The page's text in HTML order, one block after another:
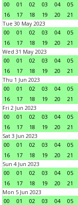
00
01 02 03 04 05
16
17 18 19 20 21
Tue 30 May 2023
00
01 02 03 04 05
16
17 18 19 20 21
Wed 31 May 2023
00
01 02 03 04 05
16
17 18 19 20 21
Thu 1 Jun 2023
00
01 02 03 04 05
16
17 18 19 20 21
Fri 2 Jun 2023
00
01 02 03 04 05
16
17 18 19 20 21
Sat 3 Jun 2023
00
01 02 03 04 05
16
17 18 19 20 21
Sun 4 Jun 2023
00
01 02 03 04 05
16
17 18 19 20 21
Mon 5 Jun 2023
00
01 02 03 04 05